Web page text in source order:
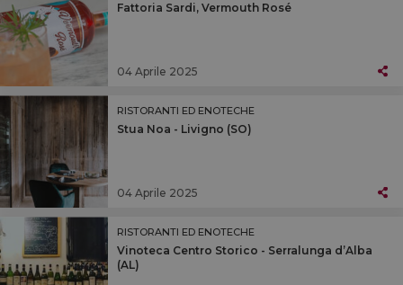
Fattoria Sardi, Vermouth Rosé
04 Aprile 2025
RISTORANTI ED ENOTECHE
Stua Noa - Livigno (SO)
04 Aprile 2025
RISTORANTI ED ENOTECHE
Vinoteca Centro Storico - Serralunga d’Alba
(AL)